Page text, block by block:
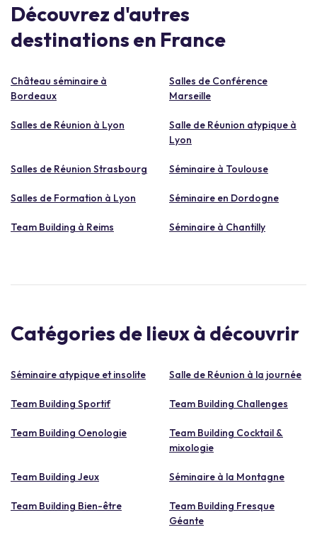
Découvrez d'autres
destinations en France
Château séminaire à
Bordeaux
Salles de Conférence
Marseille
Salles de Réunion à Lyon
Salle de Réunion atypique à
Lyon
Salles de Réunion Strasbourg Séminaire à Toulouse
Salles de Formation à Lyon Séminaire en Dordogne
Team Building à Reims Séminaire à Chantilly
Catégories de lieux à découvrir
Séminaire atypique et insolite Salle de Réunion à la journée
Team Building Sportif Team Building Challenges
Team Building Oenologie
Team Building Cocktail &
mixologie
Team Building Jeux Séminaire à la Montagne
Team Building Bien-être
Team Building Fresque
Géante